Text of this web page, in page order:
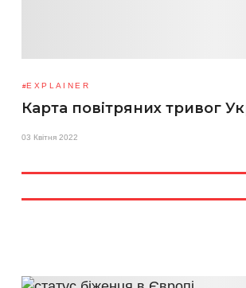
EXPLAINER
Карта повітряних тривог
03 Квітня 2022